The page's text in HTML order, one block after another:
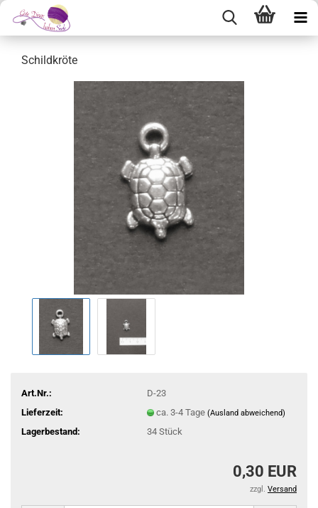
Schildkröte
Art.Nr.:
D-23
Lieferzeit:
ca. 3-4 Tage (Ausland abweichend)
Lagerbestand: 34 Stück
0,30 EUR
zzgl. Versand